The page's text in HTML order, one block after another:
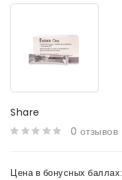
Share
0 отзывов
Цена в бонусных баллах: